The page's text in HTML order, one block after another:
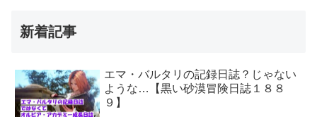
新着記事
エマ・バルタリの記録日誌？じゃない
ような…【黒い砂漠冒険日誌１８８
９】